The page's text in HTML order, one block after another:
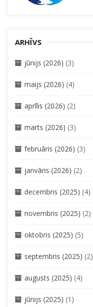
ARHĪVS
jūnijs (2026) (3)
maijs (2026) (4)
aprīlis (2026) (2)
marts (2026) (3)
februāris (2026) (3)
janvāris (2026) (2)
decembris (2025) (4)
novembris (2025) (2)
oktobris (2025) (5)
septembris (2025) (2)
augusts (2025) (4)
jūnijs (2025) (1)